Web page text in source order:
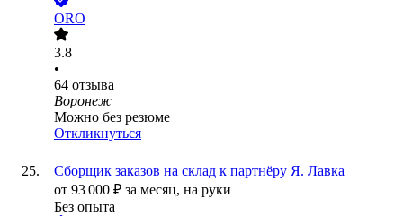
ORO
3.8
•
64 отзыва
Воронеж
Можно без резюме
Откликнуться
Сборщик заказов на склад к партнёру Я. Лавка
от 93 000 ₽ за месяц, на руки
Без опыта